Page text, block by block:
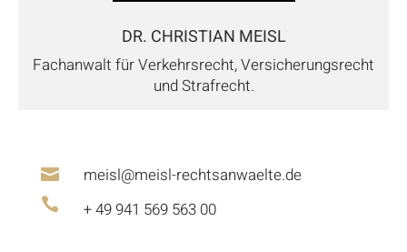
DR. CHRISTIAN MEISL
Fachanwalt für Verkehrsrecht, Versicherungsrecht
und Strafrecht.
 meisl@meisl-rechtsanwaelte.de
 + 49 941 569 563 00